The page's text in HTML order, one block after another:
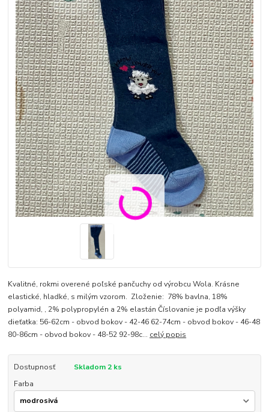
Kvalitné, rokmi overené poľské pančuchy od výrobcu Wola. Krásne
elastické, hladké, s milým vzorom. Zloženie: 78% bavlna, 18%
polyamid, , 2% polypropylén a 2% elastán Číslovanie je podľa výšky
dieťatka: 56-62cm - obvod bokov - 42-46 62-74cm - obvod bokov - 46-48
80-86cm - obvod bokov - 48-52 92-98c... celý popis
Dostupnosť
Skladom 2 ks
Farba